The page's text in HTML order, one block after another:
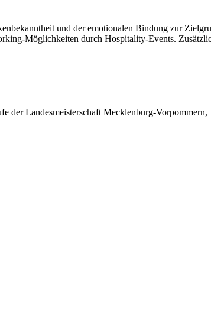
und der emotionalen Bindung zur
Möglichkeiten durch Hospitality-Events.
Landesmeisterschaft Mecklenburg-Vorpommern,